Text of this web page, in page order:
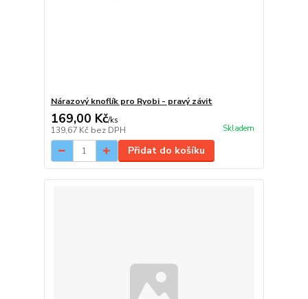
Nárazový knoflík pro Ryobi - pravý závit
169,00 Kč/ks
139,67 Kč bez DPH Skladem
Přidat do košíku